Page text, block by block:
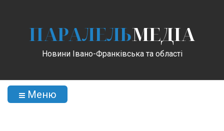
ПАРАЛЕЛЬМЕДІА
Новини Івано-Франківська та області
Меню